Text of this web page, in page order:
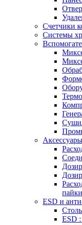
Счетчики
Системы
пайки
ESD и
ESD :